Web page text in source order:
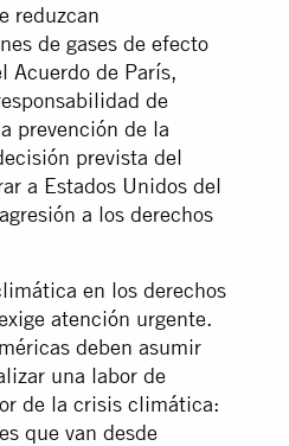
reduzcan
de gases de efecto
Acuerdo de París,
de
prevención de la
prevista del
a Estados Unidos del
a los derechos
en los derechos
atención urgente.
deben asumir
una labor de
de la crisis climática:
que van desde